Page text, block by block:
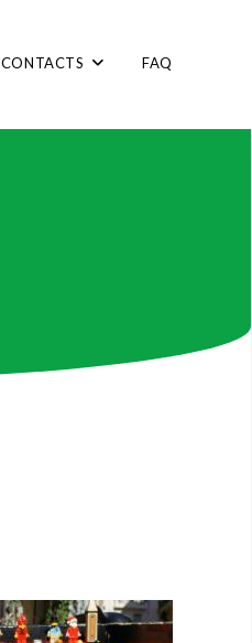
CONTACTS FAQ